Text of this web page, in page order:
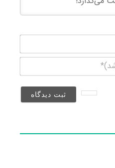
(منتشر